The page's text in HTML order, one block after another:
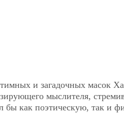
и загадочных масок
мыслителя,
бы как поэтическую, так и